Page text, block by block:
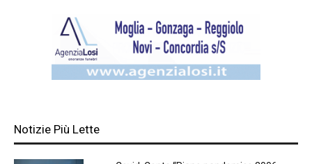
Notizie Più Lette